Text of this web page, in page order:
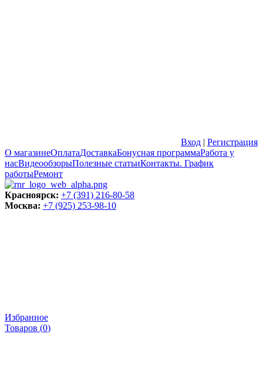
Вход | Регистрация
О магазинеОплатаДоставкаБонусная программаРабота у
насВидеообзорыПолезные статьиКонтакты. График
работыРемонт
Красноярск: +7 (391) 216-80-58
Москва: +7 (925) 253-98-10
Избранное
Товаров (0)